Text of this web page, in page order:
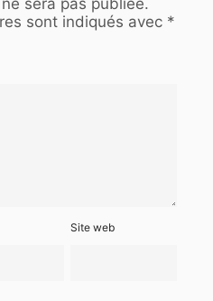
sont indiqués avec *
Site web